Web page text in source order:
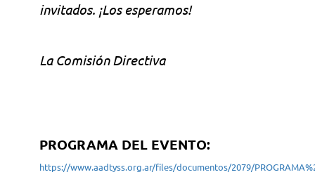
invitados. ¡Los esperamos!
La Comisión Directiva
PROGRAMA DEL EVENTO:
https://www.aadtyss.org.ar/files/documentos/2079/